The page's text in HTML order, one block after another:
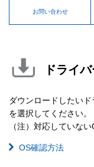
お問い合わせ
ドライ
ダウンロードしたい
を選択してください。
（注）対応していな
OS確認方法